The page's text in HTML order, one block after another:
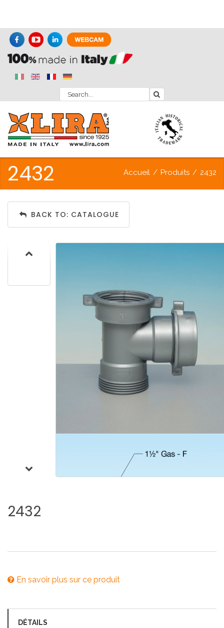
2432 Accueil / Produits / 2432
BACK TO: CATALOGUE
2432
En savoir plus sur ce produit
DÉTAILS